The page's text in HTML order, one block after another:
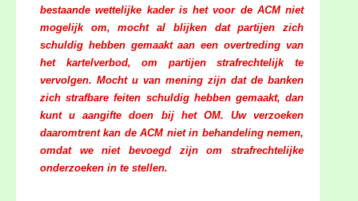
bestaande wettelijke kader is het voor de ACM niet
mogelijk om, mocht al blijken dat partijen zich
schuldig hebben gemaakt aan een overtreding van
het kartelverbod, om partijen strafrechtelijk te
vervolgen. Mocht u van mening zijn dat de banken
zich strafbare feiten schuldig hebben gemaakt, dan
kunt u aangifte doen bij het OM. Uw verzoeken
daaromtrent kan de ACM niet in behandeling nemen,
omdat we niet bevoegd zijn om strafrechtelijke
onderzoeken in te stellen.